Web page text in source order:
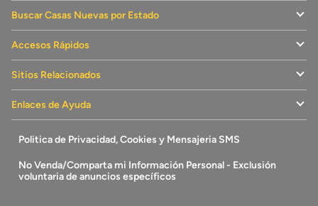
Buscar Casas Nuevas por Estado
Accesos Rápidos
Sitios Relacionados
Enlaces de Ayuda
Politica de Privacidad, Cookies y Mensajeria SMS
No Venda/Comparta mi Información Personal - Exclusión
voluntaria de anuncios específicos